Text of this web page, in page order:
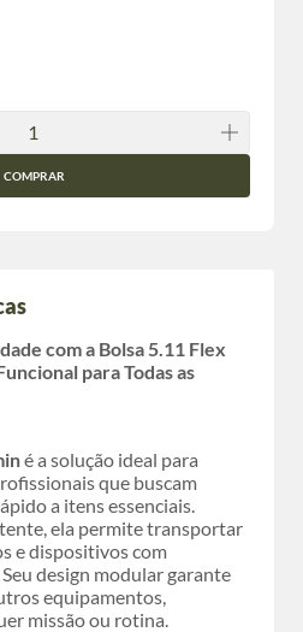
COMPRAR
com a Bolsa 5.11 Flex
para Todas as
é a solução ideal para
que buscam
a itens essenciais.
ela permite transportar
e dispositivos com
design modular garante
equipamentos,
missão ou rotina.